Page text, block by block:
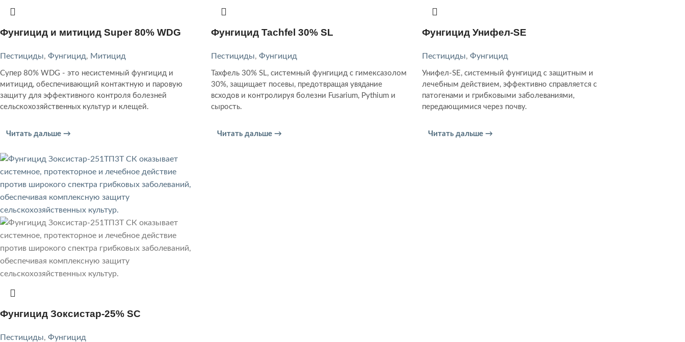
Фунгицид и митицид Super 80% WDG
Пестициды, Фунгицид, Митицид
Супер 80% WDG - это несистемный фунгицид и
митицид, обеспечивающий контактную и паровую
защиту для эффективного контроля болезней
сельскохозяйственных культур и клещей.
Читать дальше →
Фунгицид Tachfel 30% SL
Пестициды, Фунгицид
Тахфель 30% SL, системный фунгицид с гимексазолом
30%, защищает посевы, предотвращая увядание
всходов и контролируя болезни Fusarium, Pythium и
сырость.
Читать дальше →
Фунгицид Унифел-SE
Пестициды, Фунгицид
Унифел-SE, системный фунгицид с защитным и
лечебным действием, эффективно справляется с
патогенами и грибковыми заболеваниями,
передающимися через почву.
Читать дальше →
Фунгицид Зоксистар-25% SC
Пестициды, Фунгицид